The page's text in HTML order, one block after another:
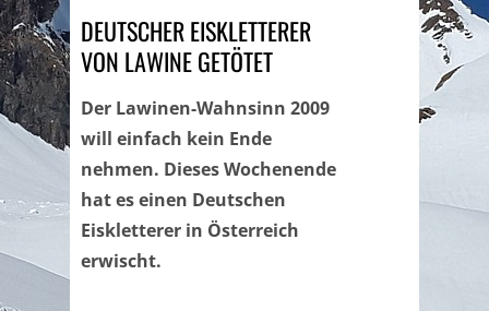
DEUTSCHER EISKLETTERER
VON LAWINE GETÖTET
Der Lawinen-Wahnsinn 2009
will einfach kein Ende
nehmen. Dieses Wochenende
hat es einen Deutschen
Eiskletterer in Österreich
erwischt.